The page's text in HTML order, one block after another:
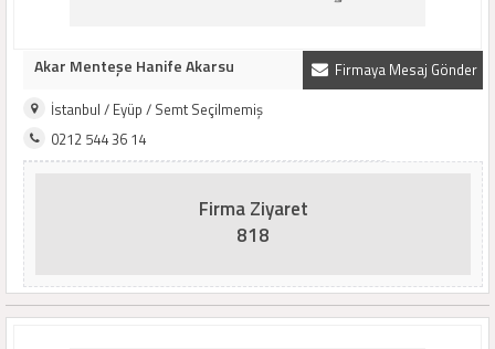
Firmaya Mesaj Gönder
Akar Menteşe Hanife Akarsu
İstanbul / Eyüp / Semt Seçilmemiş
0212 544 36 14
Firma Ziyaret
818